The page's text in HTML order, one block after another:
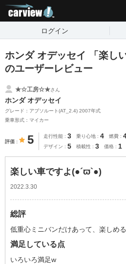
ログイン
ホンダ オデッセイ 「楽し
のユーザーレビュー
★☆工房☆★さん
ホンダ オデッセイ
グレード：アブソルート(AT_2.4) 2007年式
乗車形式：マイカー
評価 5 走行性能 3 乗り心地 4 燃費
デザイン 5 積載性 3 価格 1
楽しい車ですよ(●´ϖ`●)
2022.3.30
総評
低重心ミニバンだけあって、楽しめ
満足している点
いろいろ満足w